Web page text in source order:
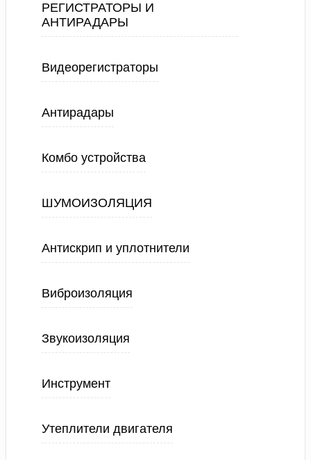
РЕГИСТРАТОРЫ И
АНТИРАДАРЫ
Видеорегистраторы
Антирадары
Комбо устройства
ШУМОИЗОЛЯЦИЯ
Антискрип и уплотнители
Виброизоляция
Звукоизоляция
Инструмент
Утеплители двигателя